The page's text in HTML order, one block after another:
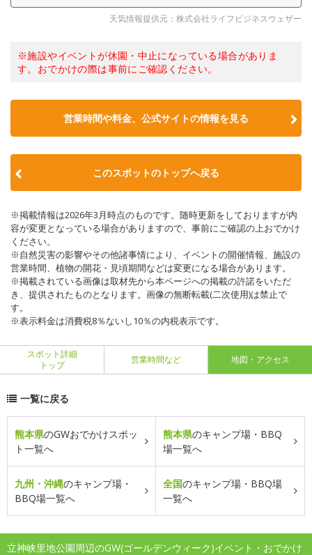
天気情報提供元：株式会社ライフビジネスウェザー
※施設やイベントが休園・中止になっている場合がありま
す。おでかけの際は事前にご確認ください。
営業時間や料金、公式サイトの情報を見る
このスポットのトップへ戻る
※掲載情報は2026年3月時点のものです。随時更新をしておりますが内
容が変更となっている場合がありますので、事前にご確認の上おでかけ
ください。
※自然災害の影響やその他諸事情により、イベントの開催情報、施設の
営業時間、植物の開花・見頃期間などは変更になる場合があります。
※掲載されている画像は取材先から本ページへの掲載の許諾をいただ
き、提供されたものとなります。画像の無断転載(二次使用)は禁止で
す。
※表示料金は消費税8％ないし10％の内税表示です。
スポット詳細
トップ
営業時間など 地図・アクセス
一覧に戻る
熊本県のGWおでかけスポッ
ト一覧へ
熊本県のキャンプ場・BBQ
場一覧へ
九州・沖縄のキャンプ場・
BBQ場一覧へ
全国のキャンプ場・BBQ場
一覧へ
立神峡里地公園周辺のGW(ゴールデンウィーク)イベント・おでかけ